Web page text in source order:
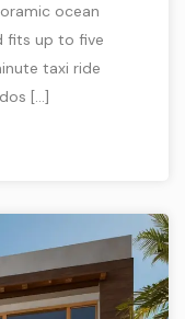
ocean
fits up to five
taxi ride
[…]